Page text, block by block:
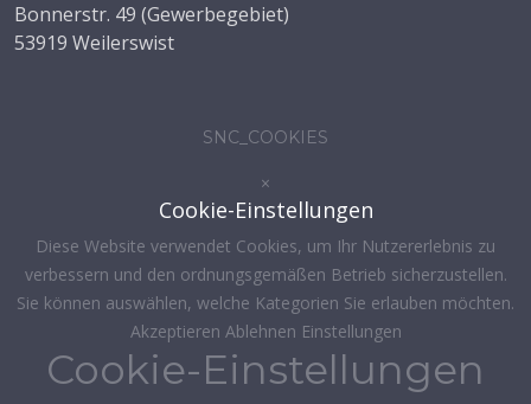
Bonnerstr. 49 (Gewerbegebiet)
53919 Weilerswist
SNC_COOKIES
×
Cookie-Einstellungen
Diese Website verwendet Cookies, um Ihr Nutzererlebnis zu
verbessern und den ordnungsgemäßen Betrieb sicherzustellen.
Sie können auswählen, welche Kategorien Sie erlauben möchten.
Akzeptieren Ablehnen Einstellungen
Cookie-Einstellungen